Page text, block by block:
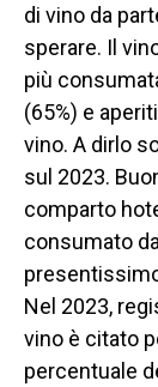
di vino da
sperare. Il
più
(65%) e
vino. A dirlo
sul 2023.
comparto
consumato
Nel 2023,
vino è citato
percentuale